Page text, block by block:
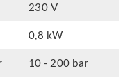
230 V
0,8 kW
10 - 200 bar